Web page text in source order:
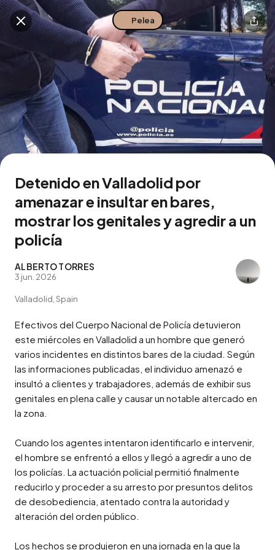
Descarga la app
Buscar en esta zona
Pelea
Detenido en Valladolid por
amenazar e insultar en bares,
mostrar los genitales y agredir a un
policía
ALBERTO TORRES
3 jun. 2026
Valladolid, Spain
Efectivos del Cuerpo Nacional de Policía detuvieron
este miércoles en Valladolid a un hombre que generó
varios incidentes en distintos bares de la ciudad. Según
las informaciones publicadas, el individuo amenazó e
insultó a clientes y trabajadores, además de exhibir sus
genitales en plena calle y causar un notable altercado en
la zona.
Cuando los agentes intentaron identificarlo e intervenir,
el hombre se enfrentó a ellos y llegó a agredir a uno de
los policías. La actuación policial permitió finalmente
reducirlo y proceder a su arresto por presuntos delitos
de desobediencia, atentado contra la autoridad y
alteración del orden público.
Los hechos se produjeron en una jornada en la que la